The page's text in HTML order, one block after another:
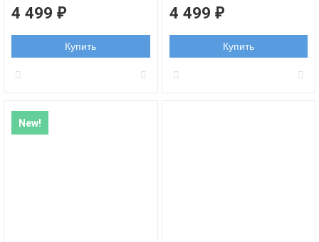
swingman
4 499 ₽
Купить
swingman
4 499 ₽
Купить
New!